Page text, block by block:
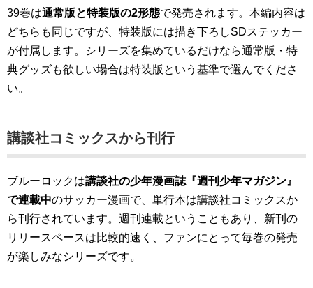
39巻は通常版と特装版の2形態で発売されます。本編内容は
どちらも同じですが、特装版には描き下ろしSDステッカー
が付属します。シリーズを集めているだけなら通常版・特
典グッズも欲しい場合は特装版という基準で選んでくださ
い。
講談社コミックスから刊行
ブルーロックは講談社の少年漫画誌『週刊少年マガジン』
で連載中のサッカー漫画で、単行本は講談社コミックスか
ら刊行されています。週刊連載ということもあり、新刊の
リリースペースは比較的速く、ファンにとって毎巻の発売
が楽しみなシリーズです。